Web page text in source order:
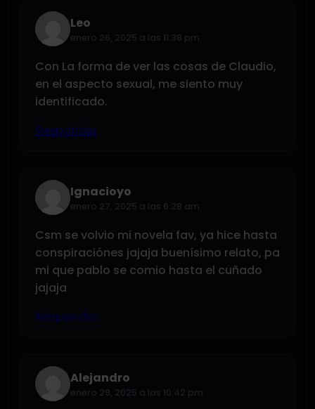
Leo
enero 26, 2025 a las 11:38 pm
Con La forma de ver las cosas de Claudio,
en el aspecto sexual, me siento muy
identificado.
Responder
Ignacioyo
enero 27, 2025 a las 6:28 am
Csm se volvio mi novela fav, ya hice hasta
conspiraciónes jajaja buenísimo relato, pa
mi que pablo se comio hasta el cuñado
jajaja
Responder
Alejandro
enero 29, 2025 a las 10:42 pm